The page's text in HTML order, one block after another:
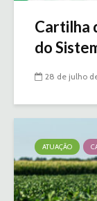
Cartilha
do
28 de julho
ATUAÇÃO